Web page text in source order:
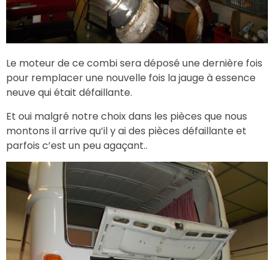
Le moteur de ce combi sera déposé une dernière fois
pour remplacer une nouvelle fois la jauge à essence
neuve qui était défaillante.
Et oui malgré notre choix dans les pièces que nous
montons il arrive qu’il y ai des pièces défaillante et
parfois c’est un peu agaçant..